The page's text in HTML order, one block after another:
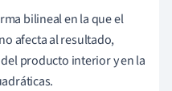
bilineal en la que el
afecta al resultado,
producto interior y en la